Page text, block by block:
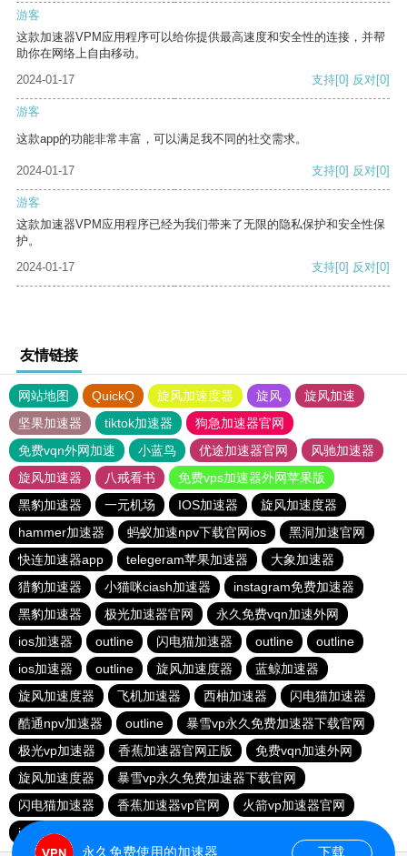
游客
这款加速器VPM应用程序可以给你提供最高速度和安全性的连接，并帮
助你在网络上自由移动。
2024-01-17
支持[0] 反对[0]
游客
这款app的功能非常丰富，可以满足我不同的社交需求。
2024-01-17 支持[0] 反对[0]
游客
这款加速器VPM应用程序已经为我们带来了无限的隐私保护和安全性保
护。
2024-01-17
支持[0] 反对[0]
友情链接
网站地图 QuickQ 旋风加速度器 旋风
旋风加速
坚果加速器
tiktok加速器
狗急加速器官网
免费vqn外网加速
小蓝鸟 优途加速器官网
风驰加速器
旋风加速器
八戒看书
免费vps加速器外网苹果版
黑豹加速器
一元机场 IOS加速器
旋风加速度器
hammer加速器
蚂蚁加速npv下载官网ios
黑洞加速官网
快连加速器app
telegeram苹果加速器
大象加速器
猎豹加速器
小猫咪ciash加速器
instagram免费加速器
黑豹加速器
极光加速器官网
永久免费vqn加速外网
ios加速器
outline 闪电猫加速器 outline
outline
ios加速器
outline 旋风加速度器
蓝鲸加速器
旋风加速度器
飞机加速器 西柚加速器
闪电猫加速器
酷通npv加速器
outline
暴雪vp永久免费加速器下载官网
极光vp加速器
香蕉加速器官网正版
免费vqn加速外网
旋风加速度器
暴雪vp永久免费加速器下载官网
闪电猫加速器
香蕉加速器vp官网
火箭vp加速器官网
ios加速器
永久免费使用的加速器 下载